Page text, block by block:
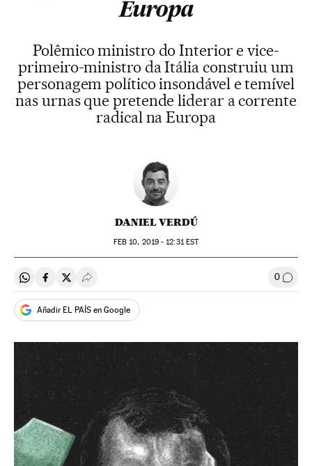
Europa
Polêmico ministro do Interior e vice-
primeiro-ministro da Itália construiu um
personagem político insondável e temível
nas urnas que pretende liderar a corrente
radical na Europa
DANIEL VERDÚ
FEB 10, 2019 - 12:31EST
Compartir en Whatsapp
Compartir en Facebook
Compartir en Twitter
Desplegar Redes Sociales 0
Añadir EL PAÍS en Google